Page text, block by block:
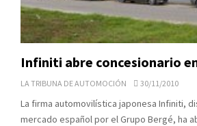
Infiniti abre concesionario
LA TRIBUNA DE AUTOMOCIÓN 30/11/2010
La firma automovilística japonesa Infiniti,
mercado español por el Grupo Bergé, ha